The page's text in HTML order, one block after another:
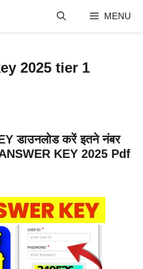
MENU
2025 tier 1
डाउनलोड करें इतने नंबर
KEY 2025 Pdf